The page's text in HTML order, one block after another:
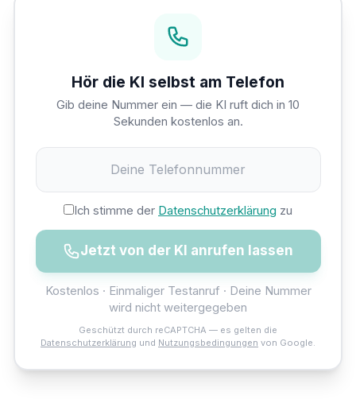
Hör die KI selbst am Telefon
Gib deine Nummer ein — die KI ruft dich in 10
Sekunden kostenlos an.
Ich stimme der Datenschutzerklärung zu
Jetzt von der KI anrufen lassen
Kostenlos · Einmaliger Testanruf · Deine Nummer
wird nicht weitergegeben
Geschützt durch reCAPTCHA — es gelten die
Datenschutzerklärung und Nutzungsbedingungen von Google.